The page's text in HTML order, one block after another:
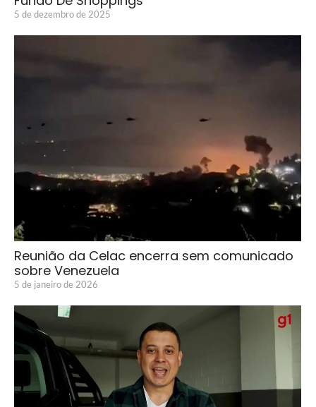
5 de dezembro de 2025
Reunião da Celac encerra sem comunicado
sobre Venezuela
5 de janeiro de 2026